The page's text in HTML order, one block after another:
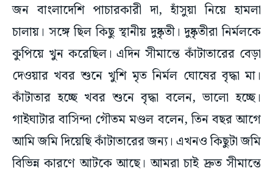
জন বাংলাদেশি পাচারকারী দা, হাঁসুয়া নিয়ে হামলা
চালায়। সঙ্গে ছিল কিছু স্থানীয় দুষ্কৃতী। দুষ্কৃতীরা নির্মলকে
কুপিয়ে খুন করেছিল। এদিন সীমান্তে কাঁটাতারের বেড়া
দেওয়ার খবর শুনে খুশি মৃত নির্মল ঘোষের বৃদ্ধা মা।
কাঁটাতার হচ্ছে খবর শুনে বৃদ্ধা বলেন, ভালো হচ্ছে।
গাইঘাটার বাসিন্দা গৌতম মণ্ডল বলেন, তিন বছর আগে
আমি জমি দিয়েছি কাঁটাতারের জন্য। এখনও কিছুটা জমি
বিভিন্ন কারণে আটকে আছে। আমরা চাই দ্রুত সীমান্তে